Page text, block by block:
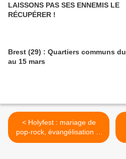
LAISSONS PAS SES ENNEMIS LE
RÉCUPÉRER !
Brest (29) : Quartiers communs
au 15 mars
< Holyfest : mariage de
pop-rock, évangélisation et
argent public